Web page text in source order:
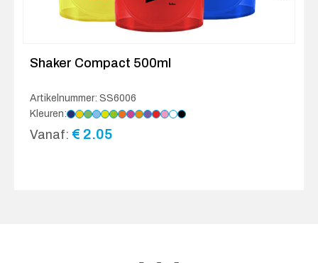
Shaker Compact 500ml
Artikelnummer: SS6006
Kleuren:
Vanaf: € 2.05